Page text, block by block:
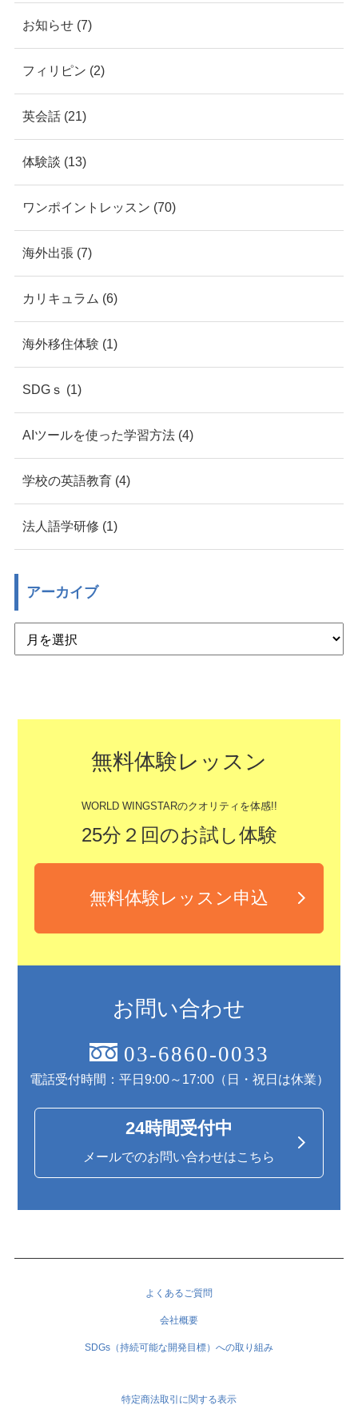
お知らせ (7)
フィリピン (2)
英会話 (21)
体験談 (13)
ワンポイントレッスン (70)
海外出張 (7)
カリキュラム (6)
海外移住体験 (1)
SDGｓ (1)
AIツールを使った学習方法 (4)
学校の英語教育 (4)
法人語学研修 (1)
アーカイブ
無料体験レッスン
WORLD WINGSTARのクオリティを体感!!
25分２回のお試し体験
無料体験レッスン申込
お問い合わせ
03-6860-0033
電話受付時間：平日9:00～17:00（日・祝日は休業）
24時間受付中
メールでのお問い合わせはこちら
よくあるご質問
会社概要
SDGs（持続可能な開発目標）への取り組み
特定商法取引に関する表示